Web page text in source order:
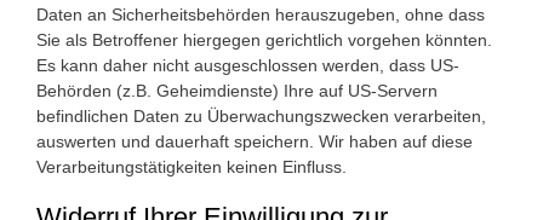
Daten an Sicherheitsbehörden herauszugeben, ohne dass
Sie als Betroffener hiergegen gerichtlich vorgehen könnten.
Es kann daher nicht ausgeschlossen werden, dass US-
Behörden (z.B. Geheimdienste) Ihre auf US-Servern
befindlichen Daten zu Überwachungszwecken verarbeiten,
auswerten und dauerhaft speichern. Wir haben auf diese
Verarbeitungstätigkeiten keinen Einfluss.